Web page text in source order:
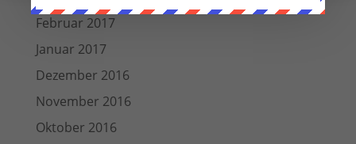
Februar 2017
Januar 2017
Dezember 2016
November 2016
Oktober 2016